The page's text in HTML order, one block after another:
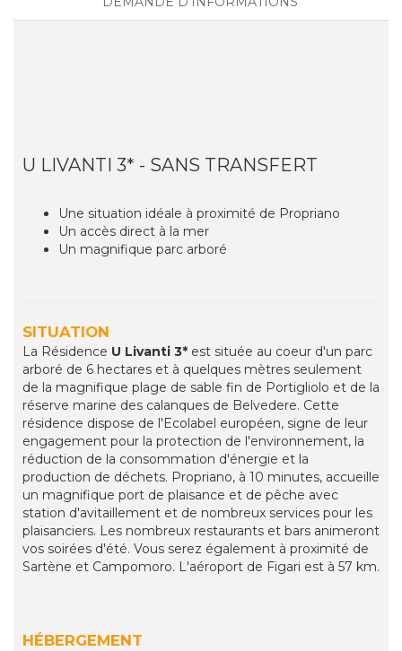
U LIVANTI 3* - SANS TRANSFERT
Une situation idéale à proximité de Propriano
Un accès direct à la mer
Un magnifique parc arboré
SITUATION
La Résidence U Livanti 3* est située au coeur d'un parc
arboré de 6 hectares et à quelques mètres seulement
de la magnifique plage de sable fin de Portigliolo et de la
réserve marine des calanques de Belvedere. Cette
résidence dispose de l'Ecolabel européen, signe de leur
engagement pour la protection de l'environnement, la
réduction de la consommation d'énergie et la
production de déchets. Propriano, à 10 minutes, accueille
un magnifique port de plaisance et de pêche avec
station d'avitaillement et de nombreux services pour les
plaisanciers. Les nombreux restaurants et bars animeront
vos soirées d'été. Vous serez également à proximité de
Sartène et Campomoro. L'aéroport de Figari est à 57 km.
HÉBERGEMENT